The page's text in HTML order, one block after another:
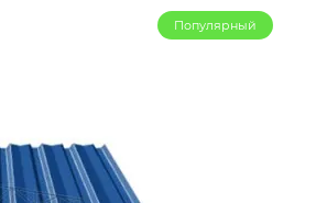
Популярный